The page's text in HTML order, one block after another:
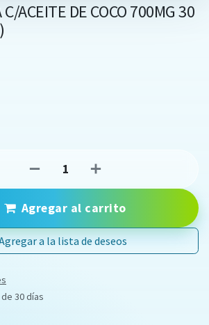
ACEITE DE COCO 700MG 30
Agregar al carrito
a la lista de deseos
30 días